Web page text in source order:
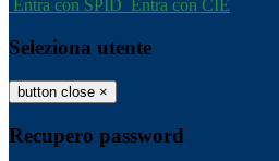
Entra con SPID Entra con CIE
Seleziona utente
button close ×
Recupero password